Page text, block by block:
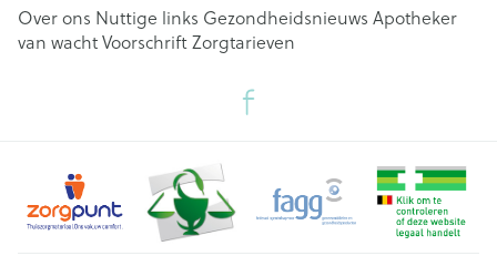
Over ons Nuttige links Gezondheidsnieuws Apotheker
van wachtVoorschriftZorgtarieven